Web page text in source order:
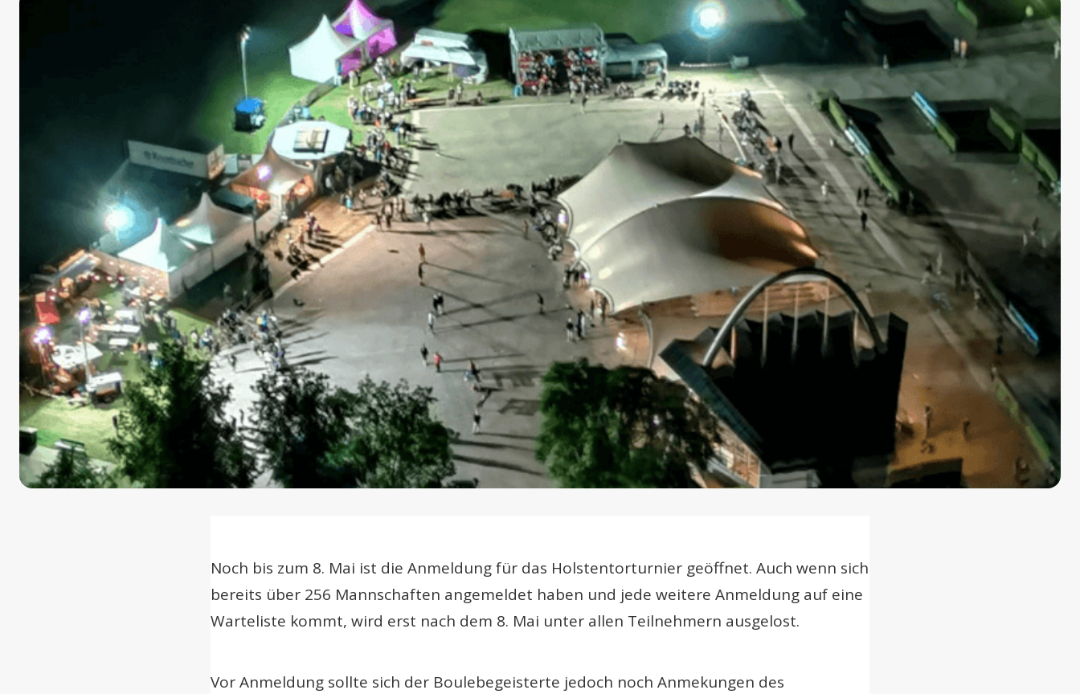
Noch bis zum 8. Mai ist die Anmeldung für das Holstentorturnier geöffnet. Auch wenn sich
bereits über 256 Mannschaften angemeldet haben und jede weitere Anmeldung auf eine
Warteliste kommt, wird erst nach dem 8. Mai unter allen Teilnehmern ausgelost.
Vor Anmeldung sollte sich der Boulebegeisterte jedoch noch Anmekungen des